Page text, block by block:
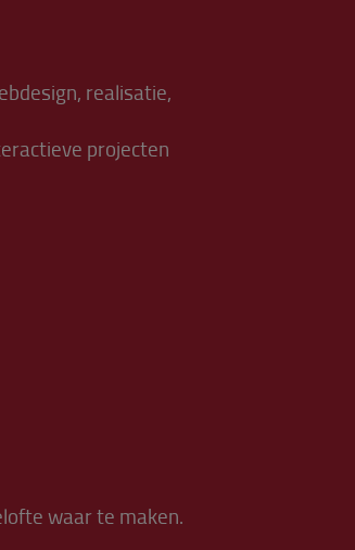
realisatie,
projecten
waar te maken.